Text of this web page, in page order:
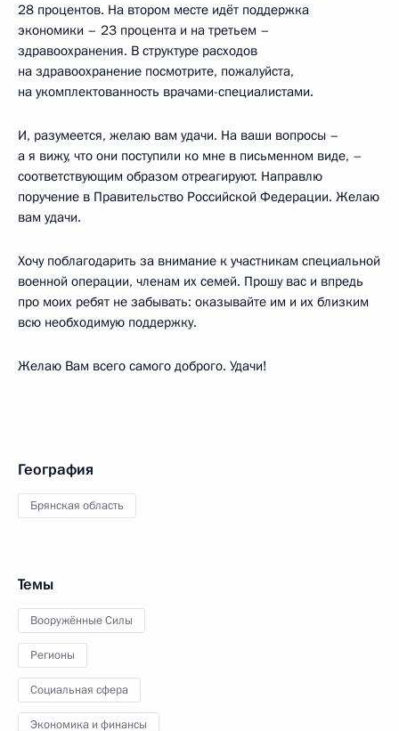
28 процентов. На втором месте идёт поддержка
экономики – 23 процента и на третьем –
здравоохранения. В структуре расходов
на здравоохранение посмотрите, пожалуйста,
на укомплектованность врачами-специалистами.
И, разумеется, желаю вам удачи. На ваши вопросы –
а я вижу, что они поступили ко мне в письменном виде, –
соответствующим образом отреагируют. Направлю
поручение в Правительство Российской Федерации. Желаю
вам удачи.
Хочу поблагодарить за внимание к участникам специальной
военной операции, членам их семей. Прошу вас и впредь
про моих ребят не забывать: оказывайте им и их близким
всю необходимую поддержку.
Желаю Вам всего самого доброго. Удачи!
География
Брянская область
Темы
Вооружённые Силы
Регионы
Социальная сфера
Экономика и финансы